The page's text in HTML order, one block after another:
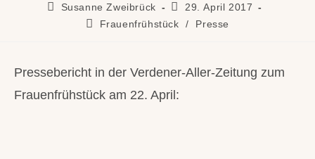
Beitrags-
Susanne Zweibrück
Beitrag
veröffentlicht:
29. April 2017
Beitrags-
Frauenfrühstück / Presse
Pressebericht in der Verdener-Aller-Zeitung zum
Frauenfrühstück am 22. April: